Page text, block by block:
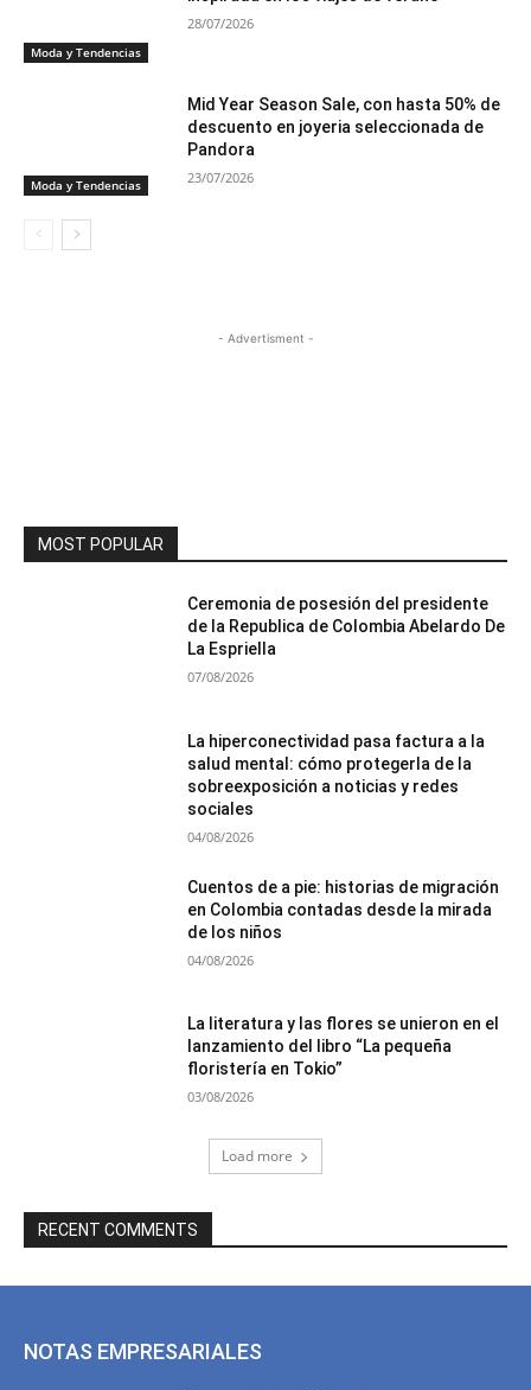
Moda y Tendencias
28/07/2026
Moda y Tendencias
Mid Year Season Sale, con hasta 50% de
descuento en joyeria seleccionada de
Pandora
23/07/2026
- Advertisment -
MOST POPULAR
Ceremonia de posesión del presidente
de la Republica de Colombia Abelardo De
La Espriella
07/08/2026
La hiperconectividad pasa factura a la
salud mental: cómo protegerla de la
sobreexposición a noticias y redes
sociales
04/08/2026
Cuentos de a pie: historias de migración
en Colombia contadas desde la mirada
de los niños
04/08/2026
La literatura y las flores se unieron en el
lanzamiento del libro “La pequeña
floristería en Tokio”
03/08/2026
Load more
RECENT COMMENTS
NOTAS EMPRESARIALES